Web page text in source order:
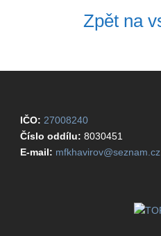
Zpět na
IČO: 27008240
Číslo oddílu: 8030451
E-mail: mfkhavirov@seznam.cz